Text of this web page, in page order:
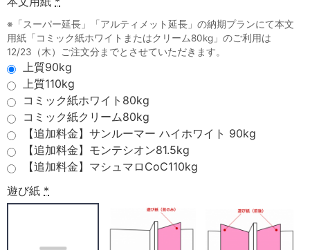
※「スーパー延長」「アルティメット延長」の納期プランにて本文
用紙「コミック紙ホワイトまたはクリーム80kg」のご利用は
12/23（木）ご注文分までとさせていただきます。
上質90kg
上質110kg
コミック紙ホワイト80kg
コミック紙クリーム80kg
【追加料金】サンルーマー ハイホワイト 90kg
【追加料金】モンテシオン81.5kg
【追加料金】マシュマロCoC110kg
遊び紙 *